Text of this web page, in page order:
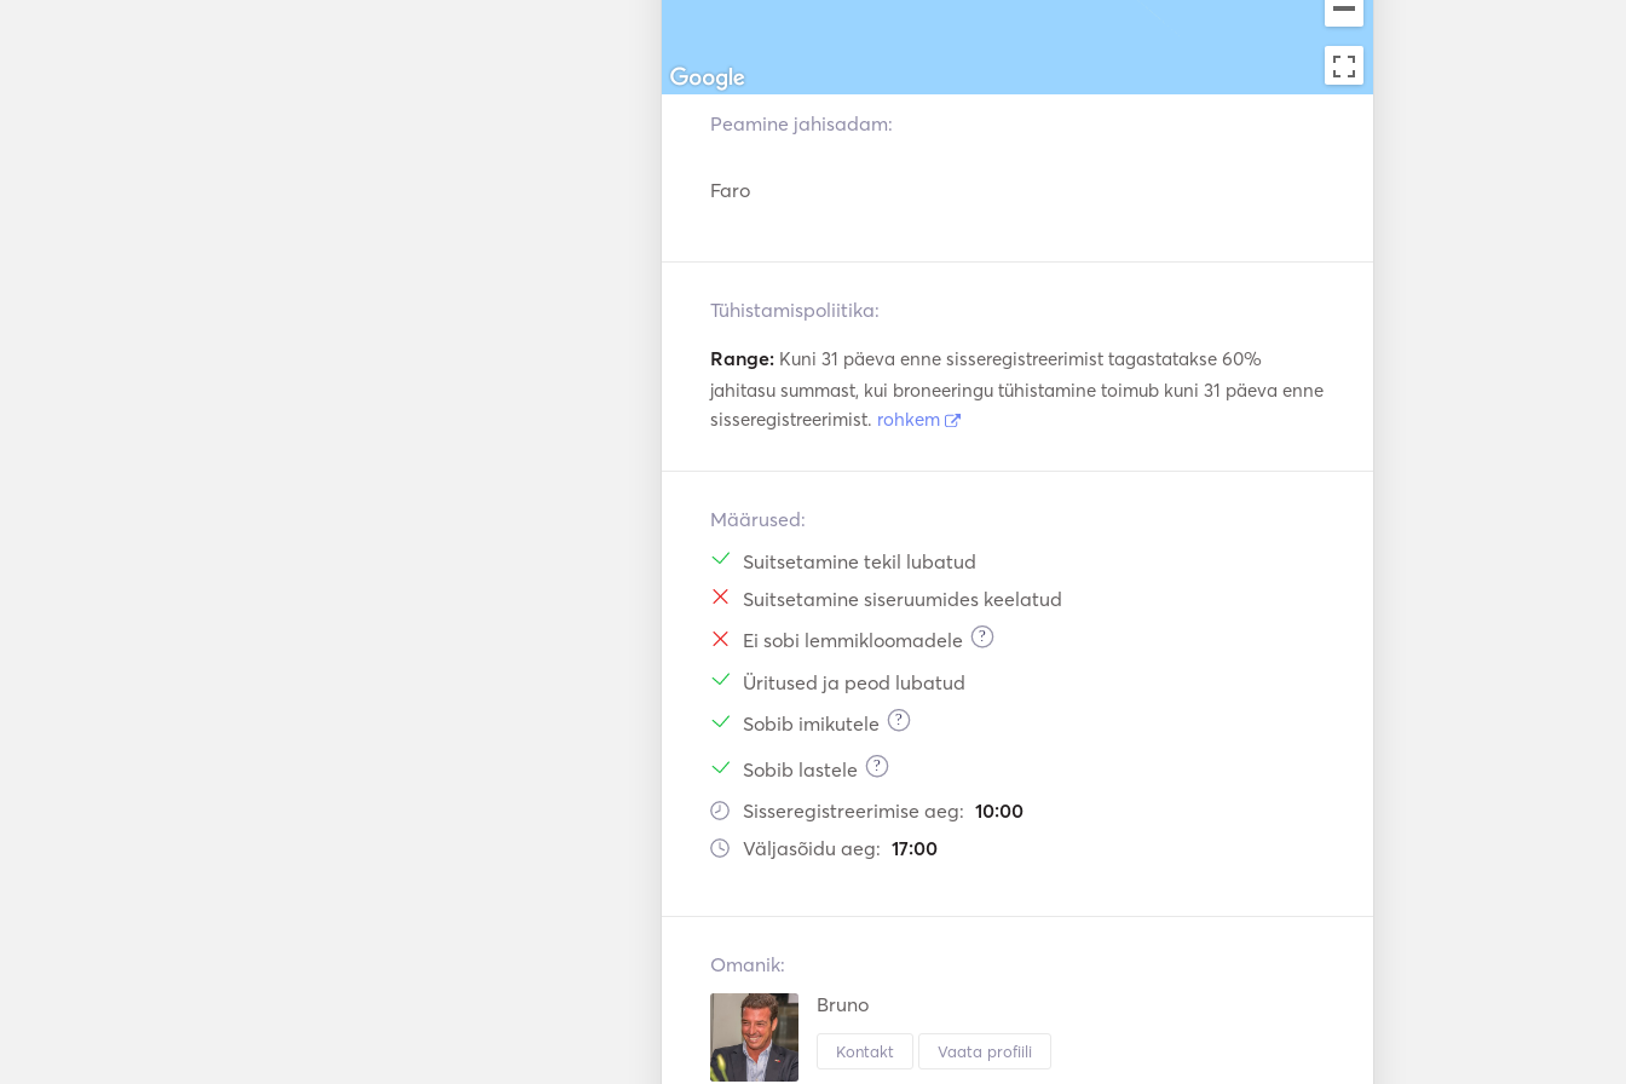
Peamine jahisadam:
Faro
Tühistamispoliitika:
Range: Kuni 31 päeva enne sisseregistreerimist tagastatakse 60%
jahitasu summast, kui broneeringu tühistamine toimub kuni 31 päeva enne
sisseregistreerimist. rohkem
Määrused:
Suitsetamine tekil lubatud
Suitsetamine siseruumides keelatud
Ei sobi lemmikloomadele
?
Üritused ja peod lubatud
Sobib imikutele
?
Sobib lastele ?
Sisseregistreerimise aeg: 10:00
Väljasõidu aeg: 17:00
Omanik:
Bruno
Kontakt Vaata profiili